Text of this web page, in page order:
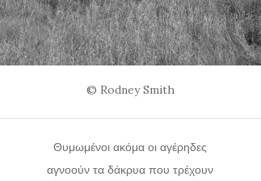
© Rodney Smith
Θυμωμένοι ακόμα οι αγέρηδες
αγνοούν τα δάκρυα που τρέχουν